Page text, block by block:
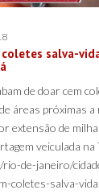
salva-
de doar cem
áreas próximas a
extensão de
veiculada na
de-janeiro/
coletes-salva-